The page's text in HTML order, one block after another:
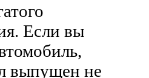
Если вы
выпущен не